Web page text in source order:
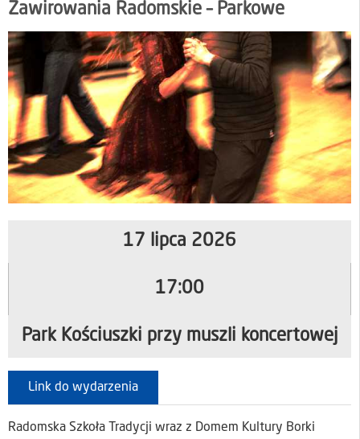
Zawirowania Radomskie – Parkowe
17 lipca 2026
17:00
Park Kościuszki przy muszli koncertowej
Link do wydarzenia
Radomska Szkoła Tradycji wraz z Domem Kultury Borki